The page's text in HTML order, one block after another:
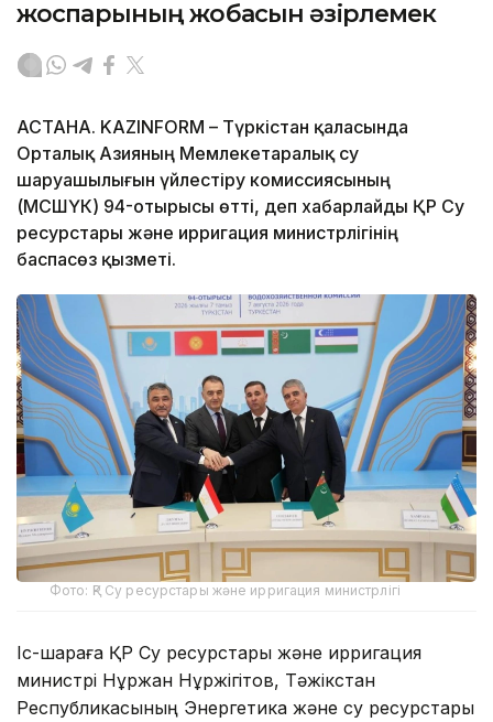
жоспарының жобасын әзірлемек
АСТАНА. KAZINFORM – Түркістан қаласында
Орталық Азияның Мемлекетаралық су
шаруашылығын үйлестіру комиссиясының
(МСШҮК) 94-отырысы өтті, деп хабарлайды ҚР Су
ресурстары және ирригация министрлігінің
баспасөз қызметі.
Фото: ҚР Су ресурстары және ирригация министрлігі
Іс-шараға ҚР Су ресурстары және ирригация
министрі Нұржан Нұржігітов, Тәжікстан
Республикасының Энергетика және су ресурстары